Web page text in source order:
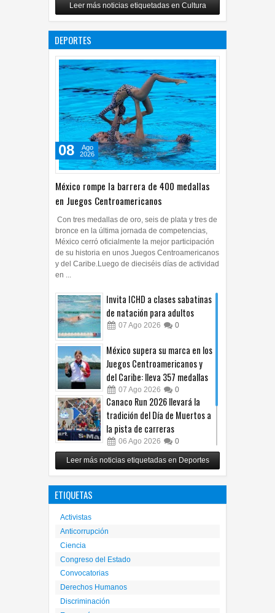
Copian proyecto pictórico del
exalcalde Juan Blanco
Leer más noticias etiquetadas en Cultura
DEPORTES
México rompe la barrera de 400 medallas
en Juegos Centroamericanos
08
Ago
2026
Con tres medallas de oro, seis de plata y tres de
bronce en la última jornada de competencias,
México cerró oficialmente la mejor participación
de su historia en unos Juegos Centroamericanos
y del Caribe.Luego de dieciséis días de actividad
en ...
Invita ICHD a clases sabatinas
de natación para adultos
07 Ago 2026 0
México supera su marca en los
Juegos Centroamericanos y
del Caribe: lleva 357 medallas
07 Ago 2026 0
Canaco Run 2026 llevará la
tradición del Día de Muertos a
la pista de carreras
06 Ago 2026 0
Alista Fighters Mexican
Promotions posible regreso
con peleas en jaula
Leer más noticias etiquetadas en Deportes
ETIQUETAS
Activistas
Anticorrupción
Ciencia
Congreso del Estado
Convocatorias
Derechos Humanos
Discriminación